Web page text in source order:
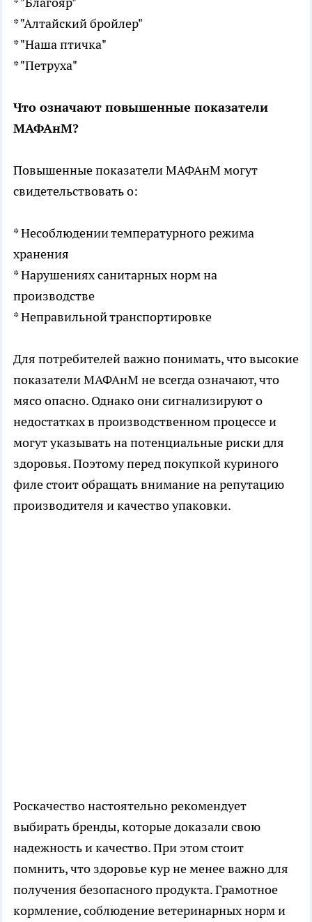
* "Алтайский бройлер"
* "Наша птичка"
* "Петруха"
Что означают повышенные показатели
МАФАнМ?
Повышенные показатели МАФАнМ могут
свидетельствовать о:
* Несоблюдении температурного режима
хранения
* Нарушениях санитарных норм на
производстве
* Неправильной транспортировке
Для потребителей важно понимать, что высокие
показатели МАФАнМ не всегда означают, что
мясо опасно. Однако они сигнализируют о
недостатках в производственном процессе и
могут указывать на потенциальные риски для
здоровья. Поэтому перед покупкой куриного
филе стоит обращать внимание на репутацию
производителя и качество упаковки.
Роскачество настоятельно рекомендует
выбирать бренды, которые доказали свою
надежность и качество. При этом стоит
помнить, что здоровье кур не менее важно для
получения безопасного продукта. Грамотное
кормление, соблюдение ветеринарных норм и